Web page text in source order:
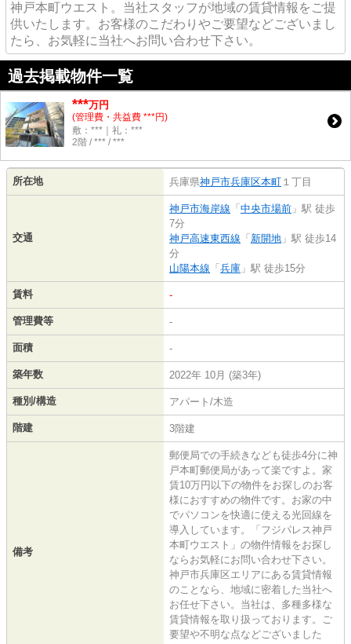
神戸本町ウエスト。当社スタッフが地域の賃貸情報をご提
供いたします。お客様のこだわりやご要望などございまし
たら、お気軽に当社へお問い合わせ下さい。
過去掲載物件一覧
***万円
(管理費・共益費 ***円)
敷：***｜礼：***
2階 / *** / ***
所在地 兵庫県神戸市兵庫区本町 １丁目
交通
神戸市海岸線 「 中央市場前 」駅 徒歩
7分
神戸高速東西線 「 新開地 」駅 徒歩14
分
山陽本線 「 兵庫 」駅 徒歩15分
賃料 -
管理費等 -
面積 -
築年数 2022年 10月 (築3年)
種別/構造 アパート/木造
階建 3階建
備考
郵便局での手続きなども徒歩4分に神
戸本町郵便局があって楽ですよ。家
賃10万円以下の物件をお探しのお客
様におすすめの物件です。お家の中
でパソコンを快適に使える光回線を
導入しています。「フジパレス神戸
本町ウエスト」の物件情報をお探し
ならお気軽にお問い合わせ下さい。
神戸市兵庫区エリアにある賃貸情報
のことなら、地域に密着した当社へ
お任せ下さい。当社は、多種多様な
賃貸情報を取り扱っております。ご
要望や不明な点などございました